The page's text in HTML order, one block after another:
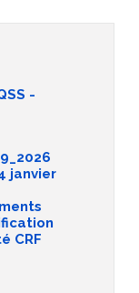
-
janvier
CRF